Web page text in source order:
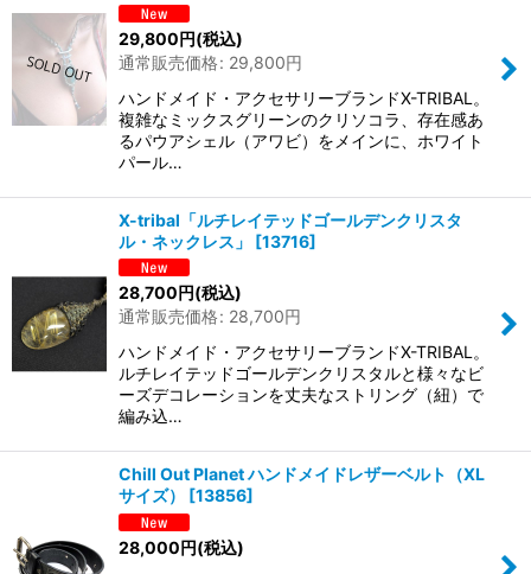
29,800円(税込)
通常販売価格: 29,800円
ハンドメイド・アクセサリーブランドX-TRIBAL。
複雑なミックスグリーンのクリソコラ、存在感あ
るパウアシェル（アワビ）をメインに、ホワイト
パール…
X-tribal「ルチレイテッドゴールデンクリスタ
ル・ネックレス」
[13716]
28,700円(税込)
通常販売価格: 28,700円
ハンドメイド・アクセサリーブランドX-TRIBAL。
ルチレイテッドゴールデンクリスタルと様々なビ
ーズデコレーションを丈夫なストリング（紐）で
編み込…
Chill Out Planet ハンドメイドレザーベルト（XL
サイズ）
[13856]
28,000円(税込)